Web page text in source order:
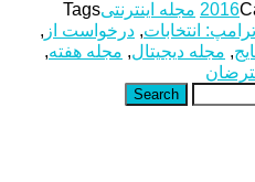
مجله اینترنتیTags
ترامپ: انتخابات, درخواست از ,
, مجله دیجیتال, مجله هفته,
Search